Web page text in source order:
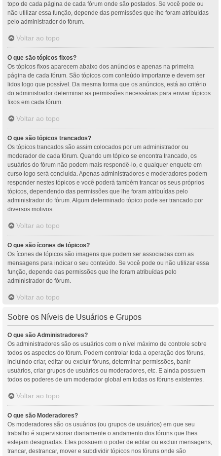
topo de cada página de cada fórum onde são postados. Se você pode ou
não utilizar essa função, depende das permissões que lhe foram atribuídas
pelo administrador do fórum.
Voltar ao topo
O que são tópicos fixos?
Os tópicos fixos aparecem abaixo dos anúncios e apenas na primeira
página de cada fórum. São tópicos com conteúdo importante e devem ser
lidos logo que possível. Da mesma forma que os anúncios, está ao critério
do administrador determinar as permissões necessárias para enviar tópicos
fixos em cada fórum.
Voltar ao topo
O que são tópicos trancados?
Os tópicos trancados são assim colocados por um administrador ou
moderador de cada fórum. Quando um tópico se encontra trancado, os
usuários do fórum não podem mais respondê-lo, e qualquer enquete em
curso logo será concluída. Apenas administradores e moderadores podem
responder nestes tópicos e você poderá também trancar os seus próprios
tópicos, dependendo das permissões que lhe foram atribuídas pelo
administrador do fórum. Algum determinado tópico pode ser trancado por
diversos motivos.
Voltar ao topo
O que são ícones de tópicos?
Os ícones de tópicos são imagens que podem ser associadas com as
mensagens para indicar o seu conteúdo. Se você pode ou não utilizar essa
função, depende das permissões que lhe foram atribuídas pelo
administrador do fórum.
Voltar ao topo
Sobre os Níveis de Usuários e Grupos
O que são Administradores?
Os administradores são os usuários com o nível máximo de controle sobre
todos os aspectos do fórum. Podem controlar toda a operação dos fóruns,
incluindo criar, editar ou excluir fóruns, determinar permissões, banir
usuários, criar grupos de usuários ou moderadores, etc. E ainda possuem
todos os poderes de um moderador global em todas os fóruns existentes.
Voltar ao topo
O que são Moderadores?
Os moderadores são os usuários (ou grupos de usuários) em que seu
trabalho é supervisionar diariamente o andamento dos fóruns que lhes
estejam designadas. Eles possuem o poder de editar ou excluir mensagens,
trancar, destrancar, mover e subdividir tópicos nos fóruns onde são